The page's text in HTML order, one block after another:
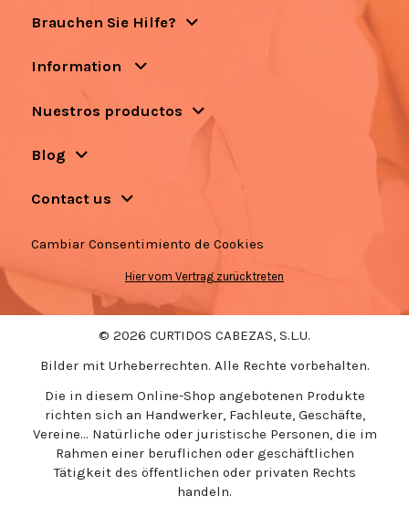
Brauchen Sie Hilfe?
Information
Nuestros productos
Blog
Contact us
Cambiar Consentimiento de Cookies
Hier vom Vertrag zurücktreten
© 2026 CURTIDOS CABEZAS, S.L.U.
Bilder mit Urheberrechten. Alle Rechte vorbehalten.
Die in diesem Online-Shop angebotenen Produkte
richten sich an Handwerker, Fachleute, Geschäfte,
Vereine... Natürliche oder juristische Personen, die im
Rahmen einer beruflichen oder geschäftlichen
Tätigkeit des öffentlichen oder privaten Rechts
handeln.